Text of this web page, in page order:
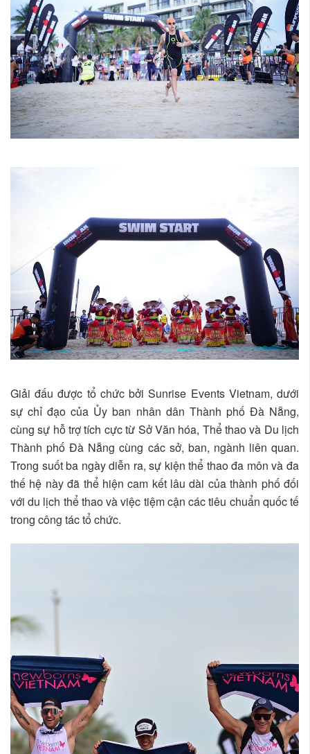
Giải đấu được tổ chức bởi Sunrise Events Vietnam, dưới
sự chỉ đạo của Ủy ban nhân dân Thành phố Đà Nẵng,
cùng sự hỗ trợ tích cực từ Sở Văn hóa, Thể thao và Du lịch
Thành phố Đà Nẵng cùng các sở, ban, ngành liên quan.
Trong suốt ba ngày diễn ra, sự kiện thể thao đa môn và đa
thế hệ này đã thể hiện cam kết lâu dài của thành phố đối
với du lịch thể thao và việc tiệm cận các tiêu chuẩn quốc tế
trong công tác tổ chức.